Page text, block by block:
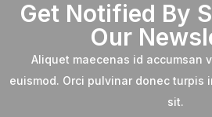
Get Notified By
Our
Aliquet maecenas id accumsan
euismod. Orci pulvinar donec turpis
sit.